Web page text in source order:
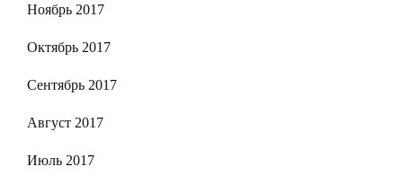
Ноябрь 2017
Октябрь 2017
Сентябрь 2017
Август 2017
Июль 2017